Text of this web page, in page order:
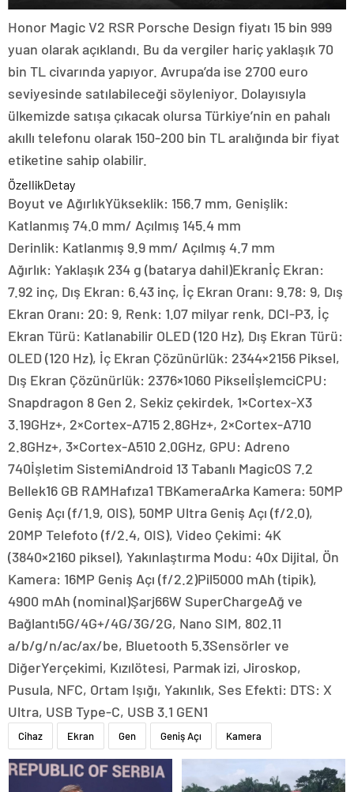
Honor Magic V2 RSR Porsche Design fiyatı 15 bin 999
yuan olarak açıklandı. Bu da vergiler hariç yaklaşık 70
bin TL civarında yapıyor. Avrupa’da ise 2700 euro
seviyesinde satılabileceği söyleniyor. Dolayısıyla
ülkemizde satışa çıkacak olursa Türkiye’nin en pahalı
akıllı telefonu olarak 150-200 bin TL aralığında bir fiyat
etiketine sahip olabilir.
ÖzellikDetay
Boyut ve AğırlıkYükseklik: 156.7 mm, Genişlik:
Katlanmış 74.0 mm/ Açılmış 145.4 mm
Derinlik: Katlanmış 9.9 mm/ Açılmış 4.7 mm
Ağırlık: Yaklaşık 234 g (batarya dahil)Ekranİç Ekran:
7.92 inç, Dış Ekran: 6.43 inç, İç Ekran Oranı: 9.78: 9, Dış
Ekran Oranı: 20: 9, Renk: 1.07 milyar renk, DCI-P3, İç
Ekran Türü: Katlanabilir OLED (120 Hz), Dış Ekran Türü:
OLED (120 Hz), İç Ekran Çözünürlük: 2344×2156 Piksel,
Dış Ekran Çözünürlük: 2376×1060 PikselİşlemciCPU:
Snapdragon 8 Gen 2, Sekiz çekirdek, 1×Cortex-X3
3.19GHz+, 2×Cortex-A715 2.8GHz+, 2×Cortex-A710
2.8GHz+, 3×Cortex-A510 2.0GHz, GPU: Adreno
740İşletim SistemiAndroid 13 Tabanlı MagicOS 7.2
Bellek16 GB RAMHafıza1 TBKameraArka Kamera: 50MP
Geniş Açı (f/1.9, OIS), 50MP Ultra Geniş Açı (f/2.0),
20MP Telefoto (f/2.4, OIS), Video Çekimi: 4K
(3840×2160 piksel), Yakınlaştırma Modu: 40x Dijital, Ön
Kamera: 16MP Geniş Açı (f/2.2)Pil5000 mAh (tipik),
4900 mAh (nominal)Şarj66W SuperChargeAğ ve
Bağlantı5G/4G+/4G/3G/2G, Nano SIM, 802.11
a/b/g/n/ac/ax/be, Bluetooth 5.3Sensörler ve
DiğerYerçekimi, Kızılötesi, Parmak izi, Jiroskop,
Pusula, NFC, Ortam Işığı, Yakınlık, Ses Efekti: DTS: X
Ultra, USB Type-C, USB 3.1 GEN1
Cihaz Ekran Gen Geniş Açı Kamera